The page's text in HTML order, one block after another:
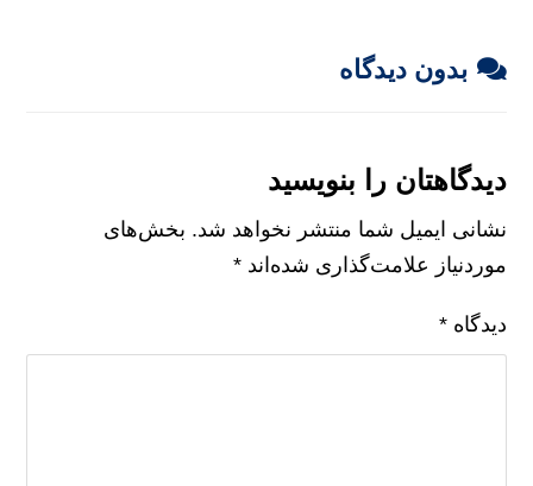
بدون دیدگاه
دیدگاهتان را بنویسید
نشانی ایمیل شما منتشر نخواهد شد. بخش‌های
موردنیاز علامت‌گذاری شده‌اند*
دیدگاه*